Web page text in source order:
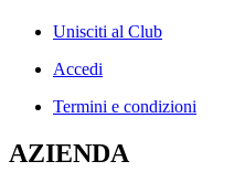
Unisciti al Club
Accedi
Termini e condizioni
AZIENDA